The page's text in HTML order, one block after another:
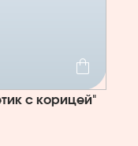
с корицей"